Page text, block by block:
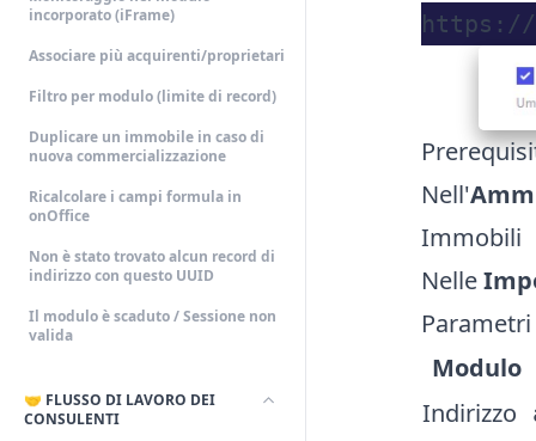
incorporato (iFrame)
Associare più acquirenti/proprietari
Filtro per modulo (limite di record)
Duplicare un immobile in caso di
nuova commercializzazione
Ricalcolare i campi formula in
onOffice
Non è stato trovato alcun record di
indirizzo con questo UUID
Il modulo è scaduto / Sessione non
valida
🤝 FLUSSO DI LAVORO DEI
CONSULENTI
Nell'
Immobili
Nelle
Modulo
Indirizzo